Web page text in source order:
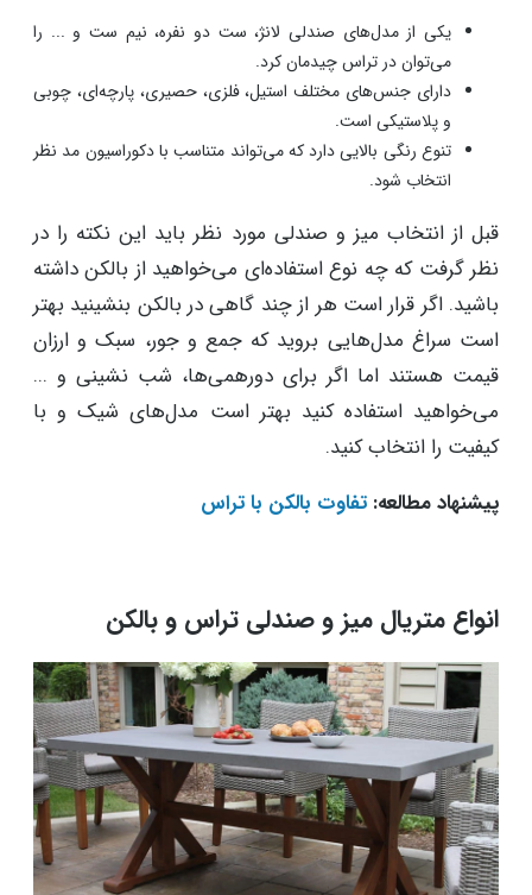
یکی از مدل‌های صندلی لانژ، ست دو نفره، نیم ست و ... را
می‌توان در تراس چیدمان کرد.
دارای جنس‌های مختلف استیل، فلزی، حصیری، پارچه‌ای، چوبی
و پلاستیکی است.
تنوع رنگی بالایی دارد که می‌تواند متناسب با دکوراسیون مد نظر
انتخاب شود.
قبل از انتخاب میز و صندلی مورد نظر باید این نکته را در
نظر گرفت که چه نوع استفاده‌ای می‌خواهید از بالکن داشته
باشید. اگر قرار است هر از چند گاهی در بالکن بنشینید بهتر
است سراغ مدل‌هایی بروید که جمع و جور، سبک و ارزان
قیمت هستند اما اگر برای دورهمی‌ها، شب نشینی و ...
می‌خواهید استفاده کنید بهتر است مدل‌های شیک و با
کیفیت را انتخاب کنید.
پیشنهاد مطالعه: تفاوت بالکن با تراس
انواع متریال میز و صندلی تراس و بالکن